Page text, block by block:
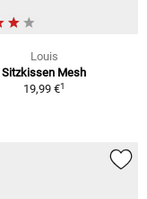
Louis
Sitzkissen Mesh
19,99 €1